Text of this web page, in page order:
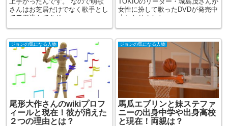
さんはお芝居だけでなく歌手とし
て二刀流もできそ...
女性に扮して歌ったDVDが発売中
止となりました。 ...
ジョンの気になる人物
尾形大作さんのwikiプロフ
ィールと現在！彼が消えた
２つの理由とは？
ジョンの気になる人物
馬瓜エブリンと妹ステファ
ニーの出身中学や出身高校
と現在！両親は？